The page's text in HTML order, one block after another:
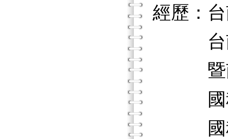
經歷：
台南
暨南
國科
國科